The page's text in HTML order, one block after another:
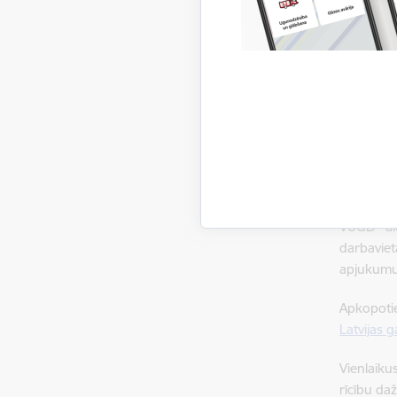
vienoto
Lai
Tāpat
VUGD
Latvijas
rīcību